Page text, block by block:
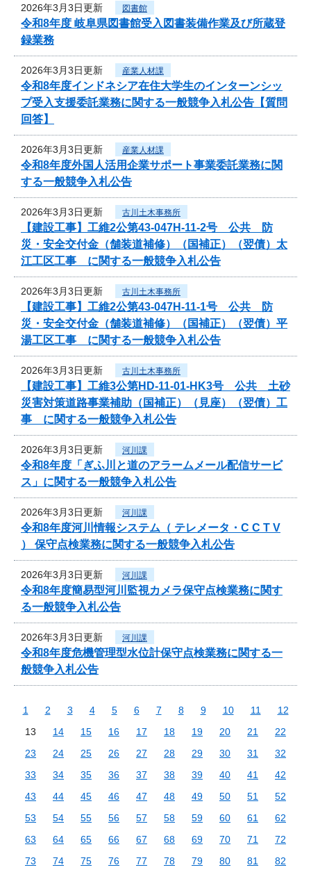
2026年3月3日更新 図書館
令和8年度 岐阜県図書館受入図書装備作業及び所蔵登
録業務
2026年3月3日更新 産業人材課
令和8年度インドネシア在住大学生のインターンシッ
プ受入支援委託業務に関する一般競争入札公告【質問
回答】
2026年3月3日更新 産業人材課
令和8年度外国人活用企業サポート事業委託業務に関
する一般競争入札公告
2026年3月3日更新 古川土木事務所
【建設工事】工維2公第43-047H-11-2号 公共 防
災・安全交付金（舗装道補修）（国補正）（翌債）太
江工区工事 に関する一般競争入札公告
2026年3月3日更新 古川土木事務所
【建設工事】工維2公第43-047H-11-1号 公共 防
災・安全交付金（舗装道補修）（国補正）（翌債）平
湯工区工事 に関する一般競争入札公告
2026年3月3日更新 古川土木事務所
【建設工事】工維3公第HD-11-01-HK3号 公共 土砂
災害対策道路事業補助（国補正）（見座）（翌債）工
事 に関する一般競争入札公告
2026年3月3日更新 河川課
令和8年度「ぎふ川と道のアラームメール配信サービ
ス」に関する一般競争入札公告
2026年3月3日更新 河川課
令和8年度河川情報システム（ テレメータ・C C T V
） 保守点検業務に関する一般競争入札公告
2026年3月3日更新 河川課
令和8年度簡易型河川監視カメラ保守点検業務に関す
る一般競争入札公告
2026年3月3日更新 河川課
令和8年度危機管理型水位計保守点検業務に関する一
般競争入札公告
1 2 3 4 5 6 7 8 9 10 11
12
13
14 15 16 17 18 19 20 21
22
23
24 25 26 27 28 29 30 31
32
33
34 35 36 37 38 39 40 41
42
43
44 45 46 47 48 49 50 51
52
53
54 55 56 57 58 59 60 61
62
63
64 65 66 67 68 69 70 71
72
73
74 75 76 77 78 79 80 81
82